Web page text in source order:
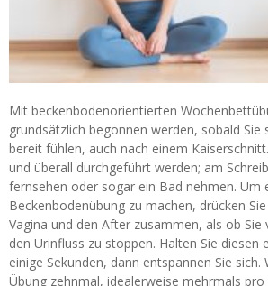
Mit beckenbodenorientierten
grundsätzlich begonnen werden, sobald Sie
bereit fühlen, auch nach einem
und überall durchgeführt werden; am
fernsehen oder sogar ein Bad nehmen. Um
Beckenbodenübung zu machen, drücken
Vagina und den After zusammen, als ob Sie
den Urinfluss zu stoppen. Halten Sie diesen
einige Sekunden, dann entspannen Sie sich.
Übung zehnmal, idealerweise mehrmals pro